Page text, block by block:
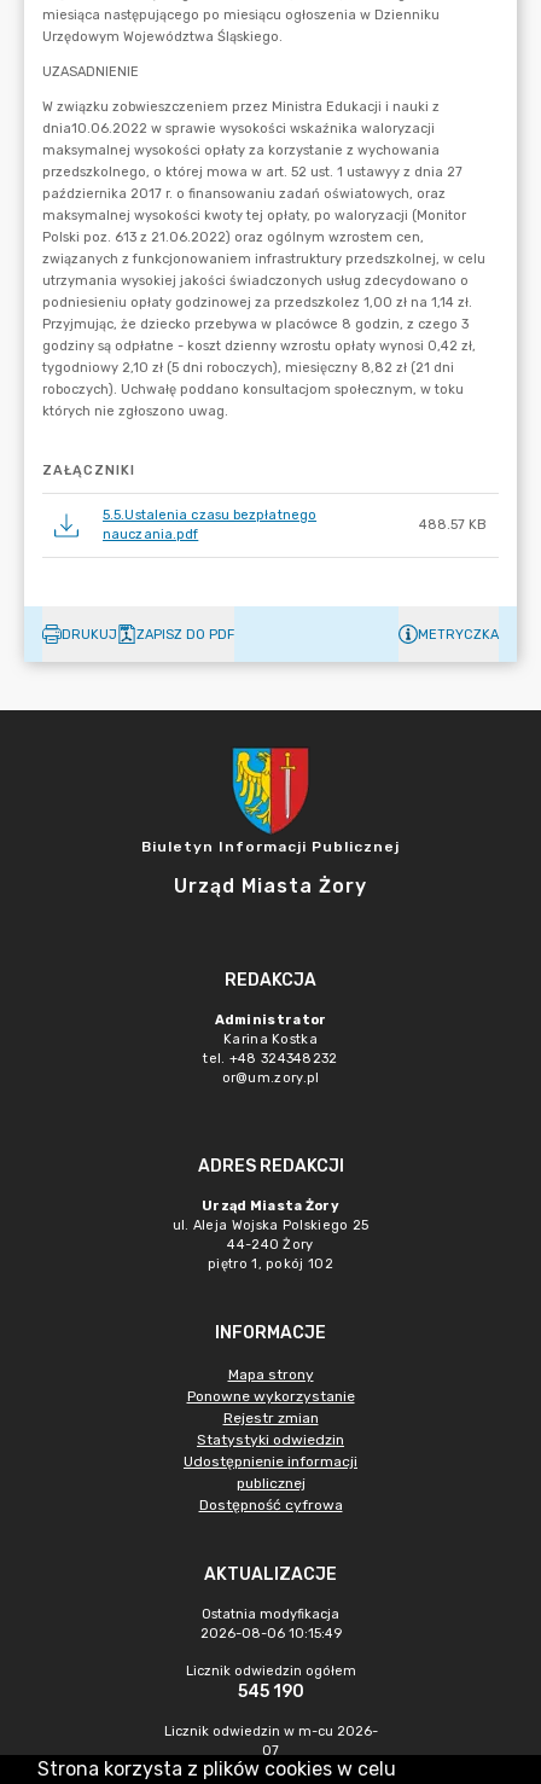
ZAŁĄCZNIKI
5.5.Ustalenia czasu bezpłatnego
nauczania.pdf
488.57 KB
DRUKUJ ZAPISZ DO PDF METRYCZKA
Biuletyn Informacji Publicznej
Urząd Miasta Żory
REDAKCJA
Administrator
Karina Kostka
tel. +48 324348232
or@um.zory.pl
ADRES REDAKCJI
Urząd Miasta Żory
ul. Aleja Wojska Polskiego 25
44-240 Żory
piętro 1, pokój 102
INFORMACJE
Mapa strony
Ponowne wykorzystanie
Rejestr zmian
Statystyki odwiedzin
Udostępnienie informacji
publicznej
Dostępność cyfrowa
AKTUALIZACJE
Ostatnia modyfikacja
2026-08-06 10:15:49
Licznik odwiedzin ogółem
545 190
Licznik odwiedzin w m-cu 2026-
07
1 206
Strona korzysta z plików cookies w celu